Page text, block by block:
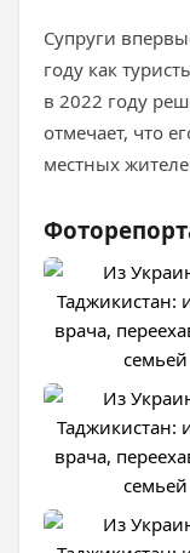
Супруги
году как
в 2022 году
отмечает, что
местных